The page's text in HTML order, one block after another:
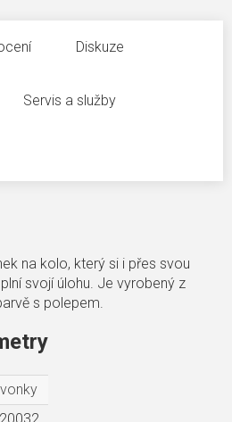
Diskuze
Servis a služby
na kolo, který si i přes svou
svojí úlohu. Je vyrobený z
s polepem.